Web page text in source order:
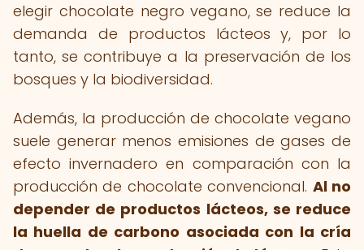
elegir chocolate negro vegano, se reduce la
demanda de productos lácteos y, por lo
tanto, se contribuye a la preservación de los
bosques y la biodiversidad.
Además, la producción de chocolate vegano
suele generar menos emisiones de gases de
efecto invernadero en comparación con la
producción de chocolate convencional. Al no
depender de productos lácteos, se reduce
la huella de carbono asociada con la cría